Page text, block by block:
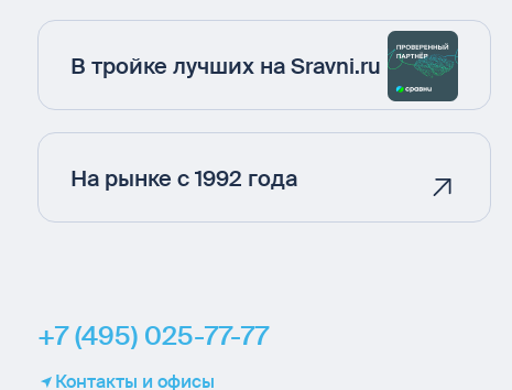
В тройке лучших на Sravni.ru
На рынке с 1992 года
+7 (495) 025-77-77
Контакты и офисы